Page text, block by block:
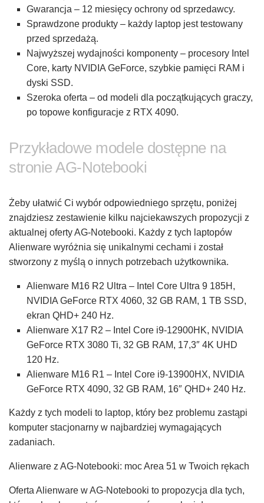
Gwarancja – 12 miesięcy ochrony od sprzedawcy.
Sprawdzone produkty – każdy laptop jest testowany
przed sprzedażą.
Najwyższej wydajności komponenty – procesory Intel
Core, karty NVIDIA GeForce, szybkie pamięci RAM i
dyski SSD.
Szeroka oferta – od modeli dla początkujących graczy,
po topowe konfiguracje z RTX 4090.
Przykładowe modele dostępne na
stronie AG-Notebooki
Żeby ułatwić Ci wybór odpowiedniego sprzętu, poniżej
znajdziesz zestawienie kilku najciekawszych propozycji z
aktualnej oferty AG-Notebooki. Każdy z tych laptopów
Alienware wyróżnia się unikalnymi cechami i został
stworzony z myślą o innych potrzebach użytkownika.
Alienware M16 R2 Ultra – Intel Core Ultra 9 185H,
NVIDIA GeForce RTX 4060, 32 GB RAM, 1 TB SSD,
ekran QHD+ 240 Hz.
Alienware X17 R2 – Intel Core i9-12900HK, NVIDIA
GeForce RTX 3080 Ti, 32 GB RAM, 17,3″ 4K UHD
120 Hz.
Alienware M16 R1 – Intel Core i9-13900HX, NVIDIA
GeForce RTX 4090, 32 GB RAM, 16″ QHD+ 240 Hz.
Każdy z tych modeli to laptop, który bez problemu zastąpi
komputer stacjonarny w najbardziej wymagających
zadaniach.
Alienware z AG-Notebooki: moc Area 51 w Twoich rękach
Oferta Alienware w AG-Notebooki to propozycja dla tych,